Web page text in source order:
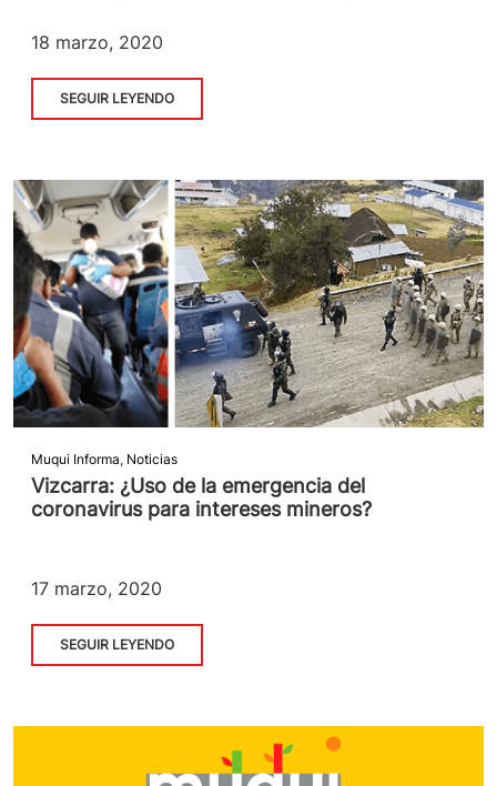
18 marzo, 2020
SEGUIR LEYENDO
Muqui Informa, Noticias
Vizcarra: ¿Uso de la emergencia del
coronavirus para intereses mineros?
17 marzo, 2020
SEGUIR LEYENDO